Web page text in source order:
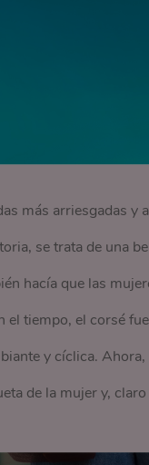
más arriesgadas y
se trata de una
hacía que las
el tiempo, el corsé
y cíclica.
de la mujer y,